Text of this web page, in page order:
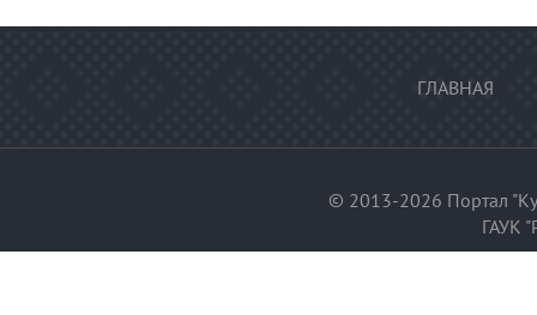
ГЛАВНАЯ
© 2013-2026 Портал
ГАУК